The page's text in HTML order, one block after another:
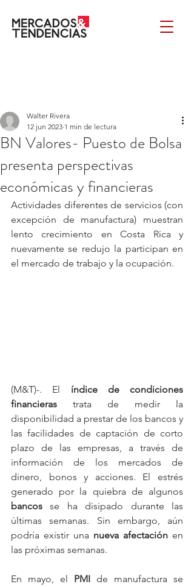
BN Valores- Puesto de Bolsa
presenta perspectivas
económicas y financieras
Walter Rivera
12 jun 2023 1 min de lectura
Actividades diferentes de servicios (con
excepción de manufactura) muestran
lento crecimiento en Costa Rica y
nuevamente se redujo la participan en
el mercado de trabajo y la ocupación.
(M&T)-. El índice de condiciones
financieras trata de medir la
disponibilidad a prestar de los bancos y
las facilidades de captación de corto
plazo de las empresas, a través de
información de los mercados de
dinero, bonos y acciones. El estrés
bancos se ha disipado durante las
últimas semanas. Sin embargo, aún
podría existir una nueva afectación en
las próximas semanas.
En mayo, el PMI de manufactura se